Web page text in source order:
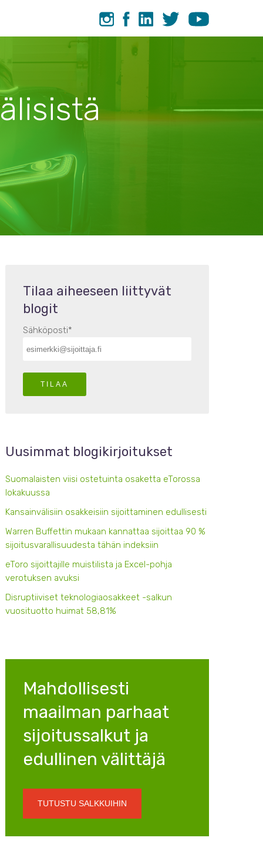
Tilaa aiheeseen liittyvät
blogit
Sähköposti*
Uusimmat blogikirjoitukset
Suomalaisten viisi ostetuinta osaketta eTorossa
lokakuussa
Kansainvälisiin osakkeisiin sijoittaminen edullisesti
Warren Buffettin mukaan kannattaa sijoittaa 90 %
sijoitusvarallisuudesta tähän indeksiin
eToro sijoittajille muistilista ja Excel-pohja
verotuksen avuksi
Disruptiiviset teknologiaosakkeet -salkun
vuosituotto huimat 58,81%
Mahdollisesti
maailman parhaat
sijoitussalkut ja
edullinen välittäjä
TUTUSTU SALKKUIHIN